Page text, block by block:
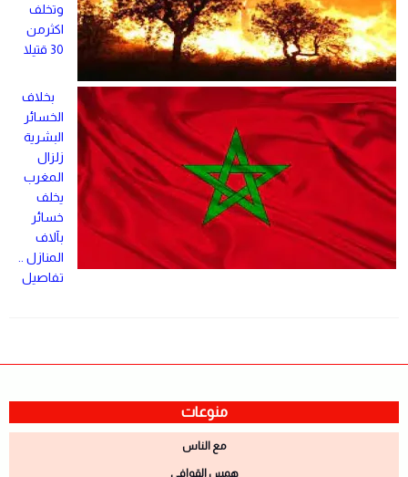
وتخلف
اكثرمن
30 قتيلا
بخلاف
الخسائر
البشرية
زلزال
المغرب
يخلف
خسائر
بآلاف
المنازل ..
تفاصيل
منوعات
مع الناس
همس القوافي